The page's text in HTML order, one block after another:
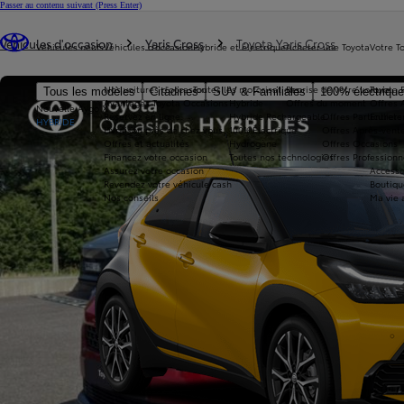
Passer au contenu suivant (Press Enter)
Véhicules neufs
Tous les modèles Citadines SUV & Familiales 100%
Nouvelle Aygo X
HYBRIDE
Véhicules d'occasion
Nos voitures d'occasion
Avantages Toyota Occasions
Réservez en ligne
Livraison près de chez vous
Offres et actualités
Financez votre occasion
Assurez votre occasion
Revendez votre véhicule cash
Nos conseils
Hybride et électrique
Toutes les motorisations
Hybride
Hybride Rechargeable
100% Électrique
Hydrogène
Toutes nos technologies
Acheter une Toyota
Reprise de votre voiture
Offres du moment
Offres Occasions
Offres
Votre
Toyota
Offres
Ma vie
Véhicules d'occasion Yaris Cross Toyota Yaris Cross